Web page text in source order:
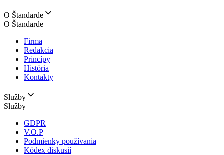
O Štandarde
O Štandarde
Firma
Redakcia
Princípy
História
Kontakty
Služby
Služby
GDPR
V.O.P
Podmienky používania
Kódex diskusií